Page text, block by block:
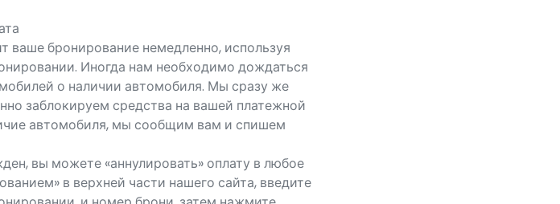
ваше бронирование немедленно, используя
Иногда нам необходимо дождаться
о наличии автомобиля. Мы сразу же
заблокируем средства на вашей платежной
автомобиля, мы сообщим вам и спишем
вы можете «аннулировать» оплату в любое
в верхней части нашего сайта, введите